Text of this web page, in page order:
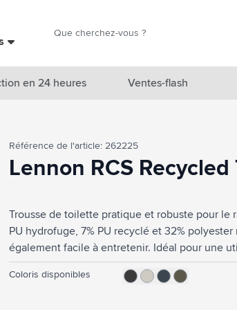
Marques
Accessoires boissons
Sacs & Voyage
Cuisiner & Vivre
Produits de soin
en 24 heures Ventes-flash
Référence de l'article: 262225
Lennon RCS
Trousse de toilette pratique et robuste pour le
PU hydrofuge, 7% PU recyclé et 32​​%
également facile à entretenir. Idéal pour une
L'intérieur est fini avec une doublure en
dotée de sangles élastiques et d'une poche
Coloris disponibles